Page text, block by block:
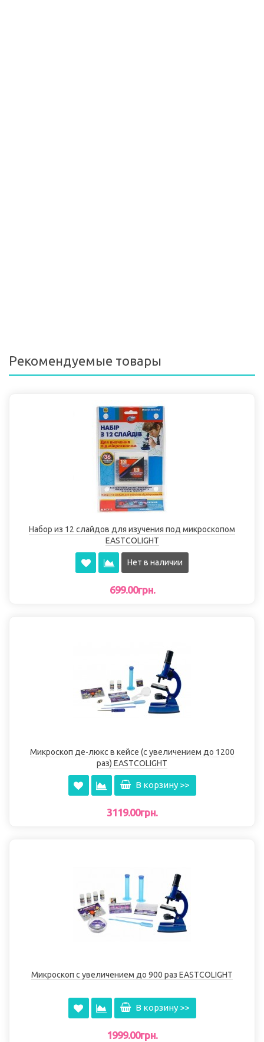
Рекомендуемые товары
Набор из 12 слайдов для изучения под микроскопом
EASTCOLIGHT
Нет в наличии
699.00грн.
Микроскоп де-люкс в кейсе (с увеличением до 1200
раз) EASTCOLIGHT
В корзину >>
3119.00грн.
Микроскоп с увеличением до 900 раз EASTCOLIGHT
В корзину >>
1999.00грн.